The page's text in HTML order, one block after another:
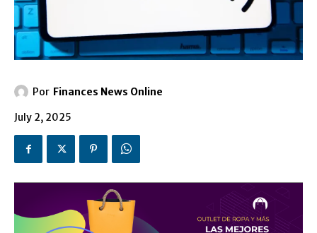
Por Finances News Online
July 2, 2025